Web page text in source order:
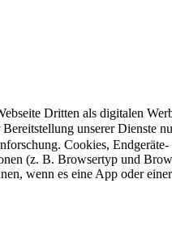
Dritten als digitalen
Bereitstellung unserer Dienste
Cookies,
(z. B. Browsertyp und
wenn es eine App oder